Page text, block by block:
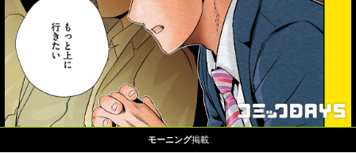
モーニング掲載